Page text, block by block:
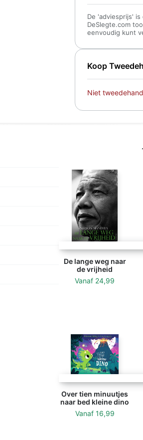
Koop
Niet
De 'adviesprijs'
DeSlegte.com
eenvoudig kunt
De lange weg naar
de vrijheid
Vanaf 24,99
Over tien minuutjes
naar bed kleine dino
Vanaf 16,99